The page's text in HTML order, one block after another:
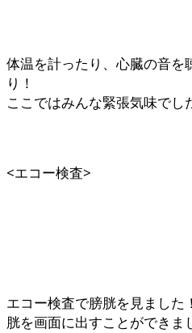
体温を計ったり、心臓の音を
り！
ここではみんな緊張気味でし
<エコー検査>
エコー検査で膀胱を見まし
胱を画面に出すことができま